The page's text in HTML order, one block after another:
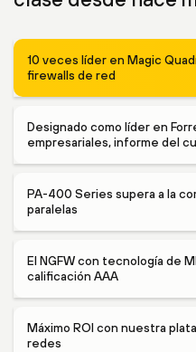
10 veces líder en Magic
firewalls de red
Designado como líder en
empresariales, informe del
PA-400 Series supera a la
paralelas
El NGFW con tecnología de
calificación AAA
Máximo ROI con nuestra
redes